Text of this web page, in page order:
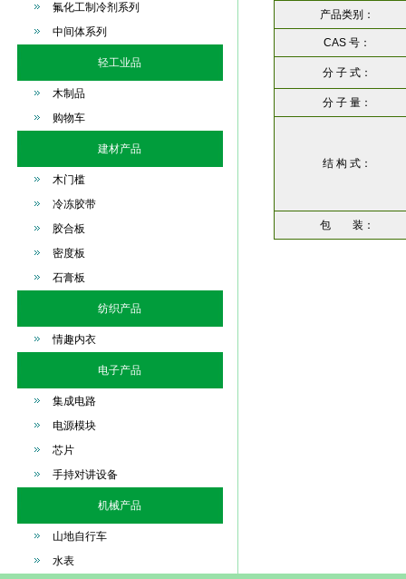
氟化工制冷剂系列
中间体系列
轻工业品
木制品
购物车
建材产品
木门槛
冷冻胶带
胶合板
密度板
石膏板
纺织产品
情趣内衣
电子产品
集成电路
电源模块
芯片
手持对讲设备
机械产品
山地自行车
水表
产品类别：
CAS 号：
分 子 式：
分 子 量：
结 构 式：
包 装：